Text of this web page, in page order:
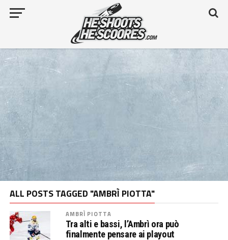
ALL POSTS TAGGED "AMBRÌ PIOTTA"
AMBRÌ PIOTTA
Tra alti e bassi, l’Ambrì ora può
finalmente pensare ai playout